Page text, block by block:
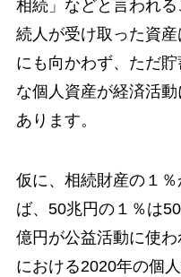
相続」などと言われ
続人が受け取った資
にも向かわず、ただ
な個人資産が経済活
あります。
仮に、相続財産の１
ば、50兆円の１％は
億円が公益活動に使
における2020年の個